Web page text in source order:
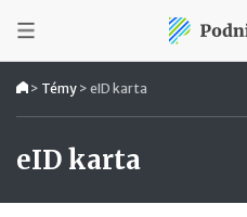
> Témy > eID karta
eID karta